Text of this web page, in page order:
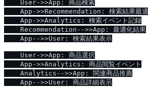
    User->>App: 商品検索
App->>Recommendation: 検索結果最
    App->>Analytics: 検索イベント記録
    Recommendation-->>App: 最適化結果
    App-->>User: 検索結果表示
    User->>App: 商品選択
    App->>Analytics: 商品閲覧イベント
    Analytics-->>App: 関連商品推薦